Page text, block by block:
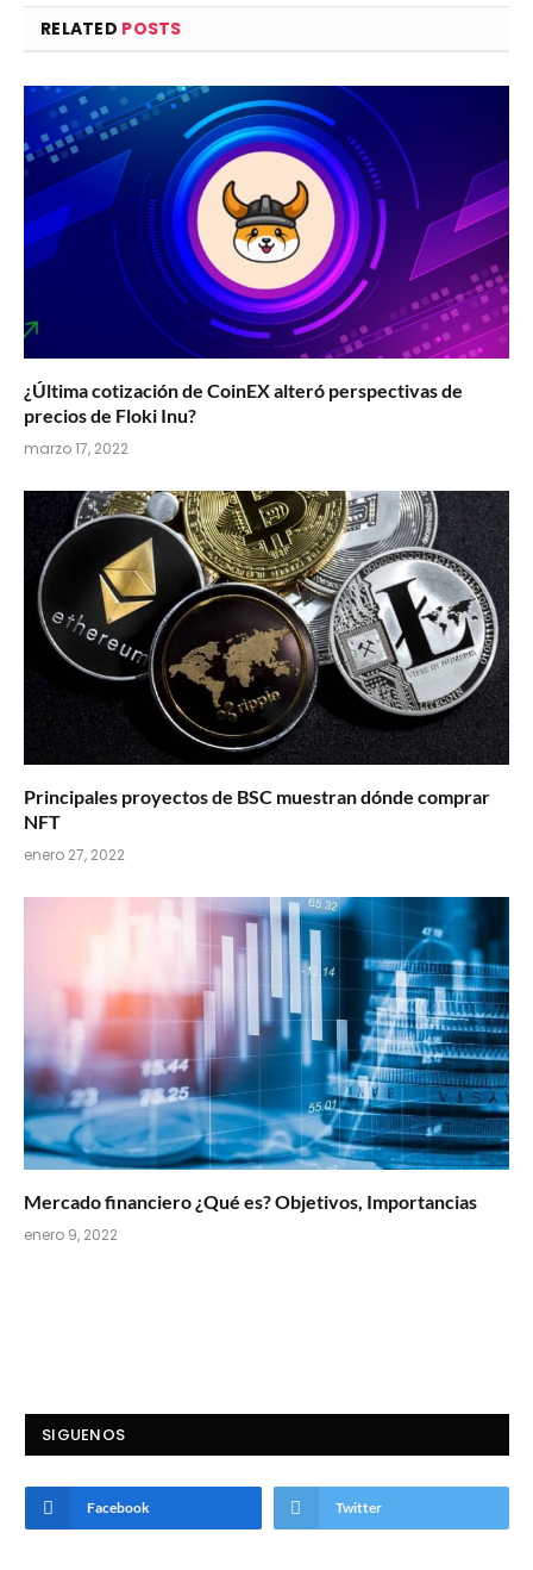
RELATED POSTS
¿Última cotización de CoinEX alteró perspectivas de
precios de Floki Inu?
marzo 17, 2022
Principales proyectos de BSC muestran dónde comprar
NFT
enero 27, 2022
Mercado financiero ¿Qué es? Objetivos, Importancias
enero 9, 2022
SIGUENOS
Facebook Twitter